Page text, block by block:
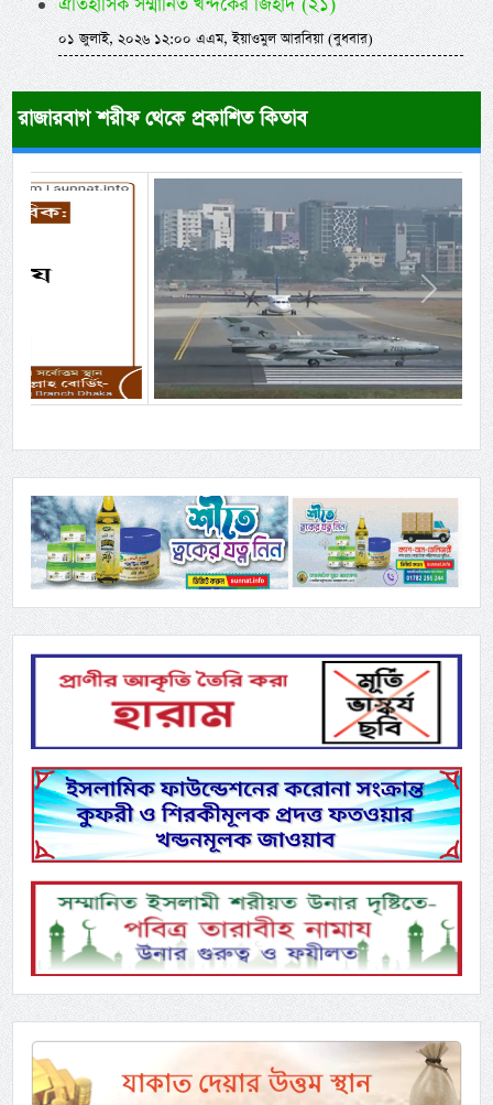
০১ জুলাই, ২০২৬ ১২:০০ এএম, ইয়াওমুল আরবিয়া (বুধবার)
রাজারবাগ শরীফ থেকে প্রকাশিত কিতাব
Next